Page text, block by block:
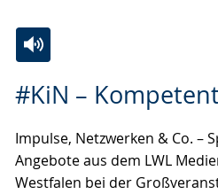
#KiN –
Impulse, Netzwerken & Co. –
Angebote aus dem LWL
Westfalen bei der
Leichten
wechseln.
Audio-
Video
Deutscher
Gebärdensprache
wird